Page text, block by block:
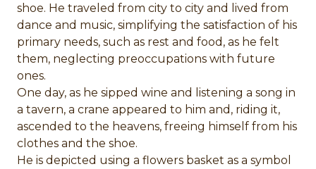
shoe. He traveled from city to city and lived from
dance and music, simplifying the satisfaction of his
primary needs, such as rest and food, as he felt
them, neglecting preoccupations with future
ones.
One day, as he sipped wine and listening a song in
a tavern, a crane appeared to him and, riding it,
ascended to the heavens, freeing himself from his
clothes and the shoe.
He is depicted using a flowers basket as a symbol